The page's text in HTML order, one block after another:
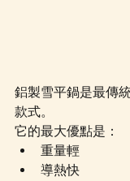
鋁製雪平鍋是最傳
款式。
它的最大優點是：
重量輕
導熱快